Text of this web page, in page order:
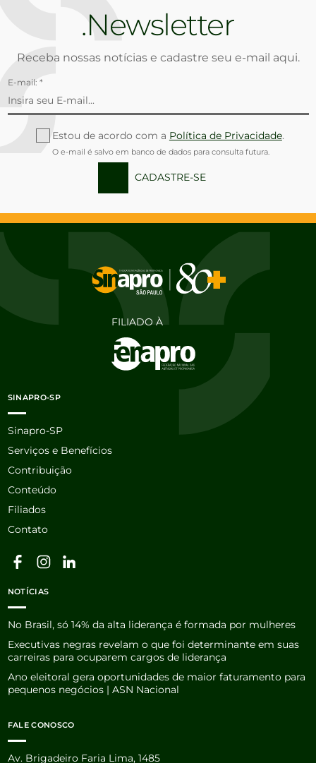
Newsletter
Receba nossas notícias e cadastre seu e-mail aqui.
E-mail: *
Estou de acordo com a Política de Privacidade.
O e-mail é salvo em banco de dados para consulta futura.
CADASTRE-SE
FILIADO À
SINAPRO-SP
Sinapro-SP
Serviços e Benefícios
Contribuição
Conteúdo
Filiados
Contato
NOTÍCIAS
No Brasil, só 14% da alta liderança é formada por mulheres
Executivas negras revelam o que foi determinante em suas
carreiras para ocuparem cargos de liderança
Ano eleitoral gera oportunidades de maior faturamento para
pequenos negócios | ASN Nacional
FALE CONOSCO
Av. Brigadeiro Faria Lima, 1485